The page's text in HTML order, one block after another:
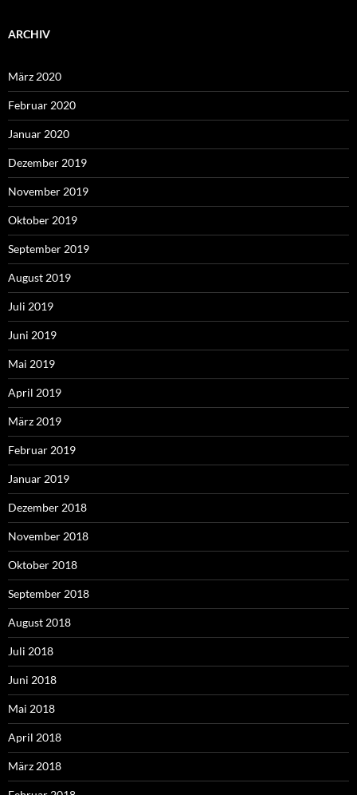
ARCHIV
März 2020
Februar 2020
Januar 2020
Dezember 2019
November 2019
Oktober 2019
September 2019
August 2019
Juli 2019
Juni 2019
Mai 2019
April 2019
März 2019
Februar 2019
Januar 2019
Dezember 2018
November 2018
Oktober 2018
September 2018
August 2018
Juli 2018
Juni 2018
Mai 2018
April 2018
März 2018